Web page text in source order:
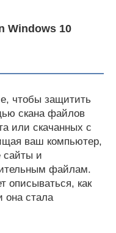
Windows 10
чтобы защитить
скана файлов
или скачанных с
ваш компьютер,
сайты и
файлам.
описываться, как
она стала